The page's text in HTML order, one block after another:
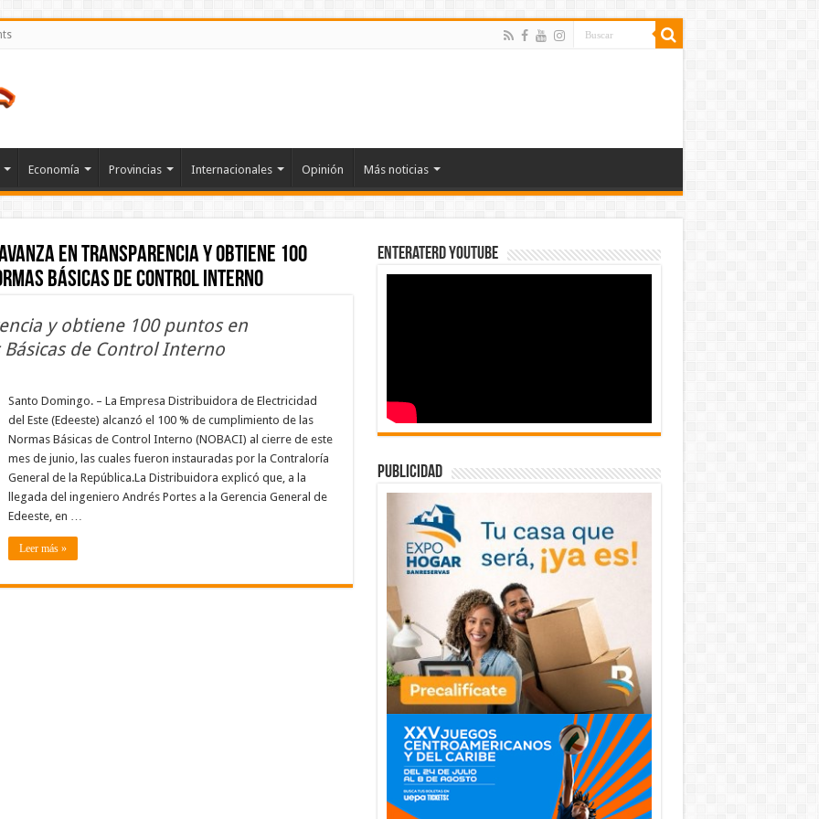
Economía Provincias Internacionales Opinión Más noticias
en transparencia y obtiene 100
Básicas de Control Interno
y obtiene 100 puntos en
de Control Interno
Santo Domingo. – La Empresa Distribuidora de Electricidad
del Este (Edeeste) alcanzó el 100 % de cumplimiento de las
Normas Básicas de Control Interno (NOBACI) al cierre de este
mes de junio, las cuales fueron instauradas por la Contraloría
General de la República.La Distribuidora explicó que, a la
llegada del ingeniero Andrés Portes a la Gerencia General de
Edeeste, en …
Leer más »
EnterateRD YOUTUBE
publicidad